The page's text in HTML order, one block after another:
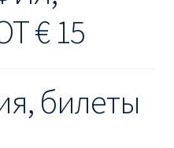
€ 15
билеты